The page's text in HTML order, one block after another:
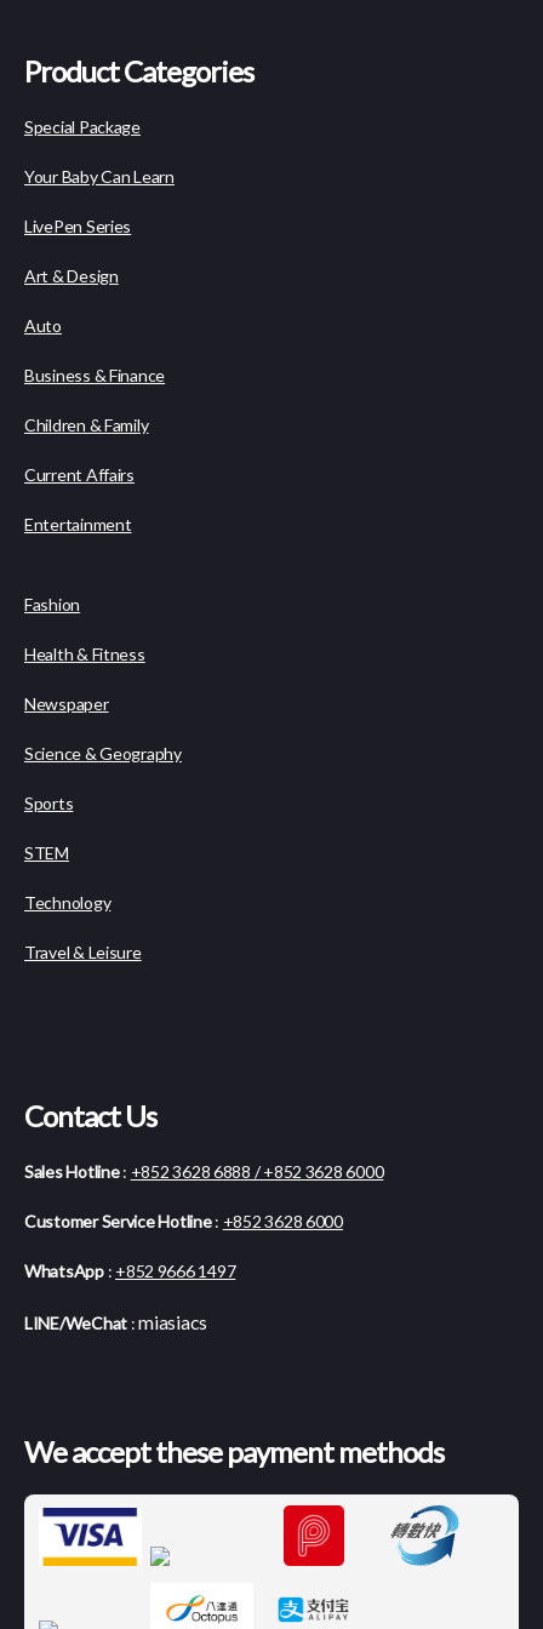
Product Categories
Special Package
Your Baby Can Learn
LivePen Series
Art & Design
Auto
Business & Finance
Children & Family
Current Affairs
Entertainment
Fashion
Health & Fitness
Newspaper
Science & Geography
Sports
STEM
Technology
Travel & Leisure
Contact Us
Sales Hotline: +852 3628 6888 / +852 3628 6000
Customer Service Hotline: +852 3628 6000
WhatsApp: +852 9666 1497
LINE/WeChat :miasiacs
We accept these payment methods